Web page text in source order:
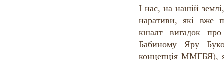
І нас, на нашій
наративи, які вже
кшалт вигадок
Бабиному Яру
концепція ММГБЯ),